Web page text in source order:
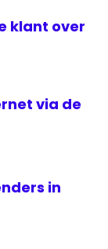
klant over
via de
in